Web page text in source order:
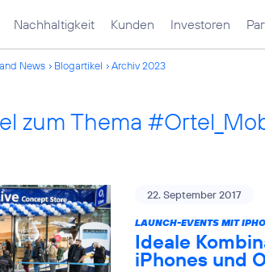
Nachhaltigkeit Kunden Investoren
News Blogartikel Archiv 2023
zum Thema
22. September 2017
LAUNCH-EVENTS MIT
Ideale
iPhones und